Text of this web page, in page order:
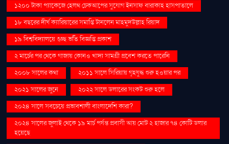
১২০০ টাকা প্যাকেজে হেলথ চেকআপের সুযোগ ইনসাফ বারাকাহ হাসপাতালে
১৮ বছরের দীর্ঘ ক্যারিয়ারের সমাপ্তি টানলেন মাহমুদউল্লাহ রিয়াদ
১৯ বিশ্ববিদ্যালয়ে গুচ্ছ ভর্তি বিজ্ঞপ্তি প্রকাশ
২ মার্চের পর থেকে গাজায় কোনও খাদ্য সামগ্রী প্রবেশ করতে পারেনি
২০০৮ সালের কথা
২০১১ সালে সিরিয়ায় গৃহযুদ্ধ শুরু হওয়ার পর
২০২১ সালের জুনে
২০২২ সালে ডলারের সংকট শুরু হলে
২০২৪ সালে সবচেয়ে প্রভাবশালী বাংলাদেশি কারা?
২০২৪ সালের জুলাই থেকে ১৯ মার্চ পর্যন্ত প্রবাসী আয় মোট ২ হাজার ৭৪ কোটি ডলার
হয়েছে